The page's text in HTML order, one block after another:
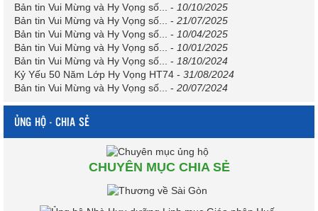
Bản tin Vui Mừng và Hy Vọng số...
- 10/10/2025
Bản tin Vui Mừng và Hy Vọng số...
- 21/07/2025
Bản tin Vui Mừng và Hy Vọng số...
- 10/04/2025
Bản tin Vui Mừng và Hy Vọng số...
- 10/01/2025
Bản tin Vui Mừng và Hy Vọng số...
- 18/10/2024
Kỷ Yếu 50 Năm Lớp Hy Vọng HT74 - 31/08/2024
Bản tin Vui Mừng và Hy Vọng số...
- 20/07/2024
ỦNG HỘ - CHIA SẺ
CHUYÊN MỤC CHIA SẺ